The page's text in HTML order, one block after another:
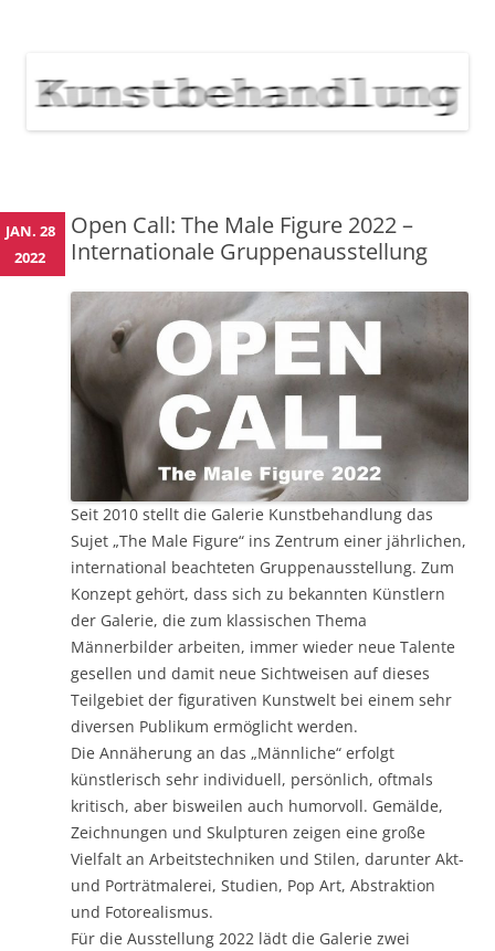
NEWS
Open Call: The Male Figure 2022 –
Internationale Gruppenausstellung
Seit 2010 stellt die Galerie Kunstbehandlung das
Sujet „The Male Figure“ ins Zentrum einer jährlichen,
international beachteten Gruppenausstellung. Zum
Konzept gehört, dass sich zu bekannten Künstlern
der Galerie, die zum klassischen Thema
Männerbilder arbeiten, immer wieder neue Talente
gesellen und damit neue Sichtweisen auf dieses
Teilgebiet der figurativen Kunstwelt bei einem sehr
diversen Publikum ermöglicht werden.
Die Annäherung an das „Männliche“ erfolgt
künstlerisch sehr individuell, persönlich, oftmals
kritisch, aber bisweilen auch humorvoll. Gemälde,
Zeichnungen und Skulpturen zeigen eine große
Vielfalt an Arbeitstechniken und Stilen, darunter Akt-
und Porträtmalerei, Studien, Pop Art, Abstraktion
und Fotorealismus.
Für die Ausstellung 2022 lädt die Galerie zwei
JAN. 28
2022